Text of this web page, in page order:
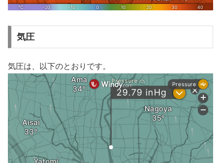
気圧
気圧は、以下のとおりです。